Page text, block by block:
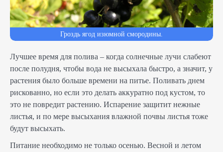
Гроздь ягод изюмной смородины.
Лучшее время для полива – когда солнечные лучи слабеют
после полудня, чтобы вода не высыхала быстро, а значит, у
растения было больше времени на питье. Поливать днем
рискованно, но если это делать аккуратно под кустом, то
это не повредит растению. Испарение защитит нежные
листья, и по мере высыхания влажной почвы листья тоже
будут высыхать.
Питание необходимо не только осенью. Весной и летом